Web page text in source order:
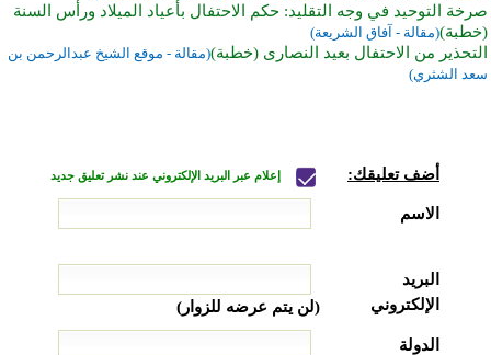
صرخة التوحيد في وجه التقليد: حكم الاحتفال بأعياد الميلاد ورأس السنة
(خطبة)(مقالة - آفاق الشريعة)
التحذير من الاحتفال بعيد النصارى (خطبة)(مقالة - موقع الشيخ عبدالرحمن بن
سعد الشثري)
أضف تعليقك: إعلام عبر البريد الإلكتروني عند نشر تعليق جديد
الاسم
البريد
الإلكتروني
(لن يتم عرضه للزوار)
الدولة